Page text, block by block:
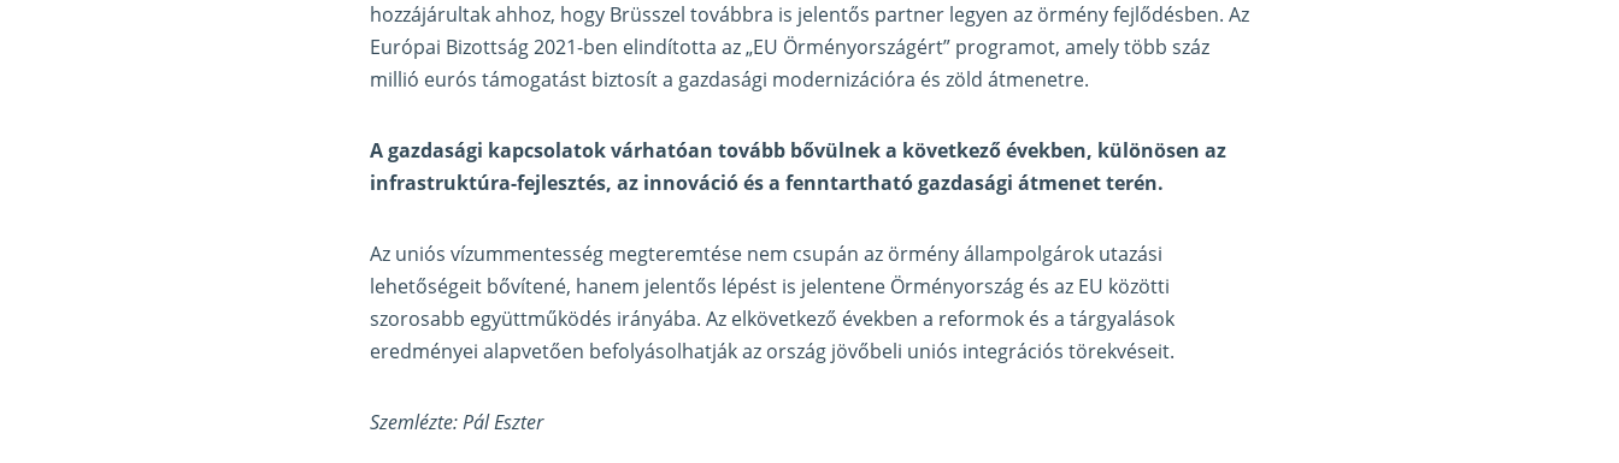
hozzájárultak ahhoz, hogy Brüsszel továbbra is jelentős partner legyen az örmény fejlődésben. Az
Európai Bizottság 2021-ben elindította az „EU Örményországért” programot, amely több száz
millió eurós támogatást biztosít a gazdasági modernizációra és zöld átmenetre.
A gazdasági kapcsolatok várhatóan tovább bővülnek a következő években, különösen az
infrastruktúra-fejlesztés, az innováció és a fenntartható gazdasági átmenet terén.
Az uniós vízummentesség megteremtése nem csupán az örmény állampolgárok utazási
lehetőségeit bővítené, hanem jelentős lépést is jelentene Örményország és az EU közötti
szorosabb együttműködés irányába. Az elkövetkező években a reformok és a tárgyalások
eredményei alapvetően befolyásolhatják az ország jövőbeli uniós integrációs törekvéseit.
Szemlézte: Pál Eszter